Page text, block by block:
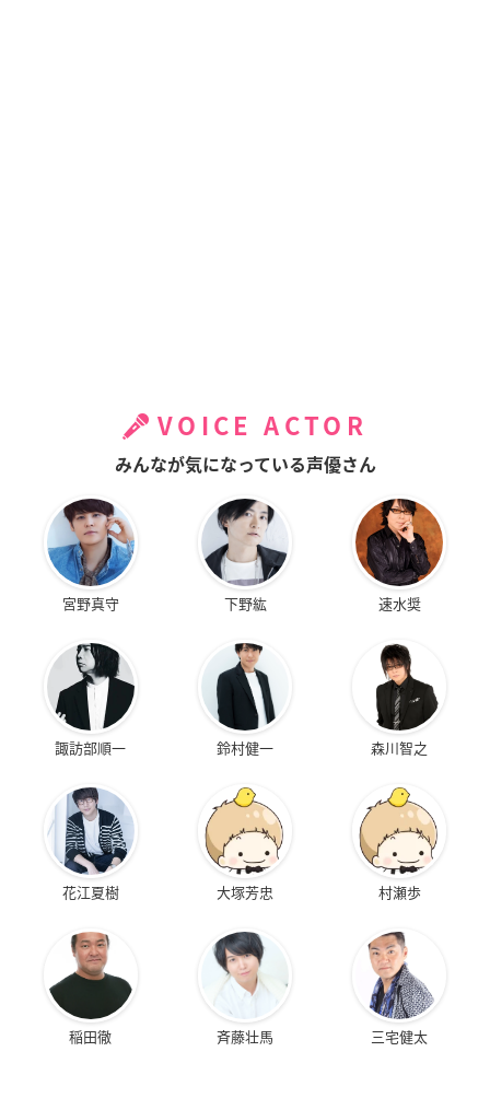
VOICE ACTOR
みんなが気になっている声優さん
宮野真守 下野紘 速水奨
諏訪部順一 鈴村健一 森川智之
花江夏樹 大塚芳忠 村瀬歩
稲田徹 斉藤壮馬 三宅健太